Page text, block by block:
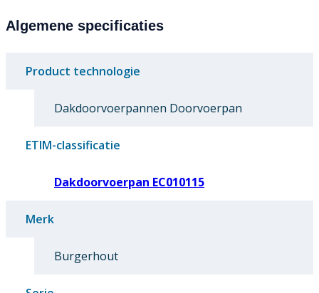
Algemene specificaties
Product technologie
Dakdoorvoerpannen Doorvoerpan
ETIM-classificatie
Dakdoorvoerpan EC010115
Merk
Burgerhout